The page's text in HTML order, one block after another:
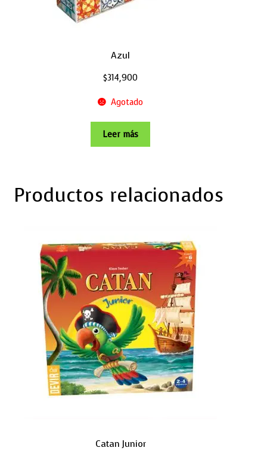
Azul
$314,900
Agotado
Leer más
Productos relacionados
Catan Junior